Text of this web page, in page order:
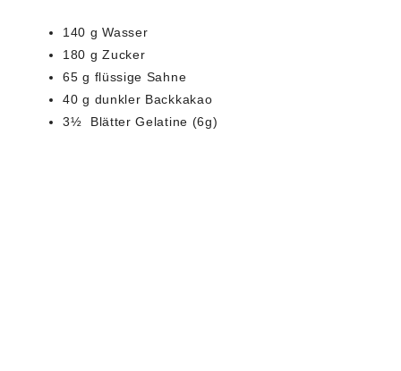
140 g Wasser
180 g Zucker
65 g flüssige Sahne
40 g dunkler Backkakao
3½ Blätter Gelatine (6g)